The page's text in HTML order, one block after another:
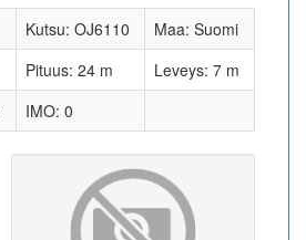
Kutsu: OJ6110
Maa: Suomi
Pituus: 24 m
Leveys: 7 m
IMO: 0